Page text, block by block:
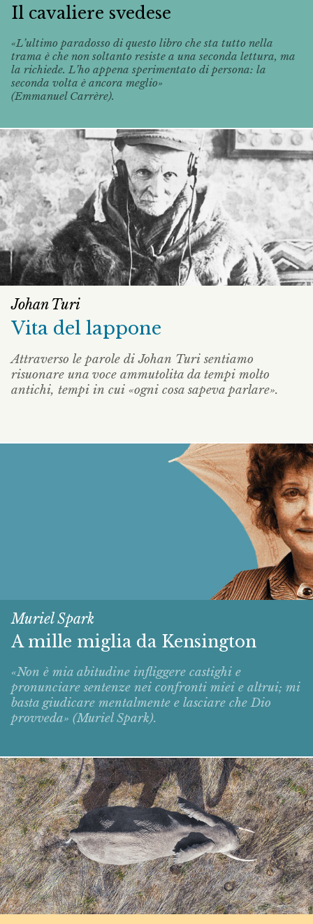
Il cavaliere svedese
«L’ultimo paradosso di questo libro che sta tutto nella
trama è che non soltanto resiste a una seconda lettura, ma
la richiede. L’ho appena sperimentato di persona: la
seconda volta è ancora meglio»
(Emmanuel Carrère).
Johan Turi
Vita del lappone
Attraverso le parole di Johan Turi sentiamo
risuonare una voce ammutolita da tempi molto
antichi, tempi in cui «ogni cosa sapeva parlare».
Muriel Spark
A mille miglia da Kensington
«Non è mia abitudine infliggere castighi e
pronunciare sentenze nei confronti miei e altrui; mi
basta giudicare mentalmente e lasciare che Dio
provveda» (Muriel Spark).